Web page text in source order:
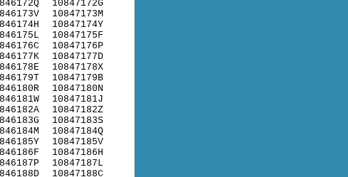
10847172G
10847173M
10847174Y
10847175F
10847176P
10847177D
10847178X
10847179B
10847180N
10847181J
10847182Z
10847183S
10847184Q
10847185V
10847186H
10847187L
10847188C